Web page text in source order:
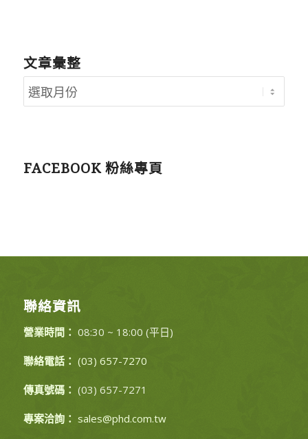
文章彙整
FACEBOOK 粉絲專頁
聯絡資訊
營業時間： 08:30 ~ 18:00 (平日)
聯絡電話： (03) 657-7270
傳真號碼： (03) 657-7271
專案洽詢： sales@phd.com.tw